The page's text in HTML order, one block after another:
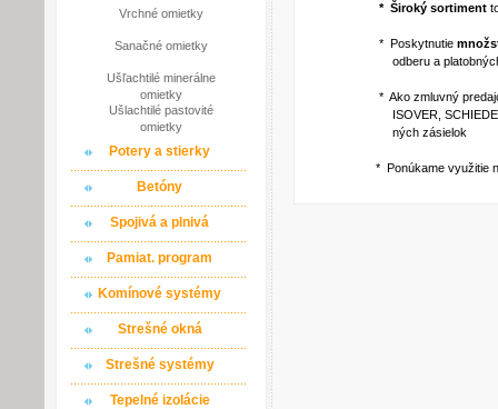
Vrchné omietky
Sanačné omietky
Ušľachtilé minerálne
omietky
Ušlachtilé pastovité
omietky
Potery a stierky
Betóny
Spojivá a plnivá
Pamiat. program
Komínové systémy
Strešné okná
Strešné systémy
Tepelné izolácie
* Široký sortiment
* Poskytnutie
odberu a platobných
* Ako zmluvný predajca
ISOVER, SCHIEDEL a iné )
ných zásielok
* Ponúkame využitie